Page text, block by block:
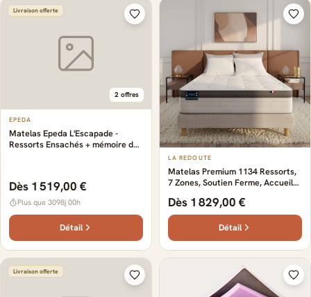
Livraison offerte
2 offres
EPEDA
Matelas Epeda L'Escapade -
Ressorts Ensachés + mémoire de
Dès 1 519,00 €
Plus que 3098j 00h
Détail
LA REDOUTE
Matelas Premium 1134 Ressorts,
7 Zones, Soutien Ferme, Accueil
Dès 1 829,00 €
Détail
Livraison offerte